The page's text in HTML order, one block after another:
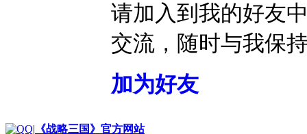
请加入到我的好友
交流，随时与我保
加为好友
| 《战略三国》官方网站